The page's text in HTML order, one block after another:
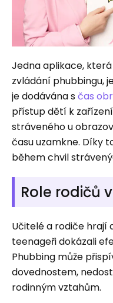
Jedna aplikace,
zvládání phubbingu,
je dodávána sčas
přístup dětí k
stráveného u
času uzamkne. Díky
během chvil
Role rodičů
Učitelé a rodiče hrají
teenageři dokázali
Phubbing může
dovednostem,
rodinným vztahům.